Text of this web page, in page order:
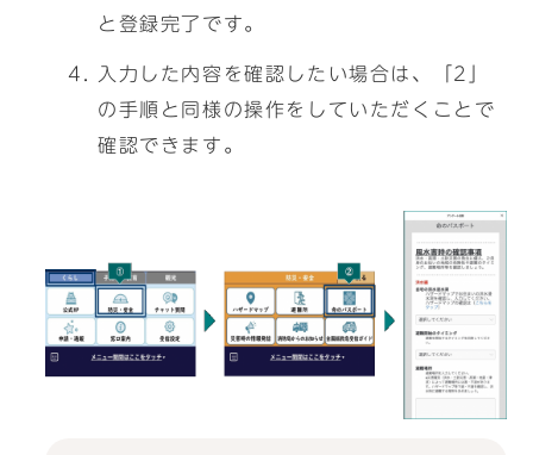
と登録完了です。
入力した内容を確認したい場合は、「2」
の手順と同様の操作をしていただくことで
確認できます。